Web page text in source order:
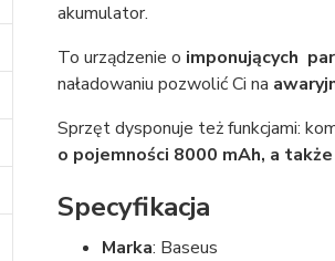
akumulator.
To urządzenie o imponujących
naładowaniu pozwolić Ci na
Sprzęt dysponuje też funkcjami:
o pojemności 8000 mAh, a
Specyfikacja
Marka: Baseus